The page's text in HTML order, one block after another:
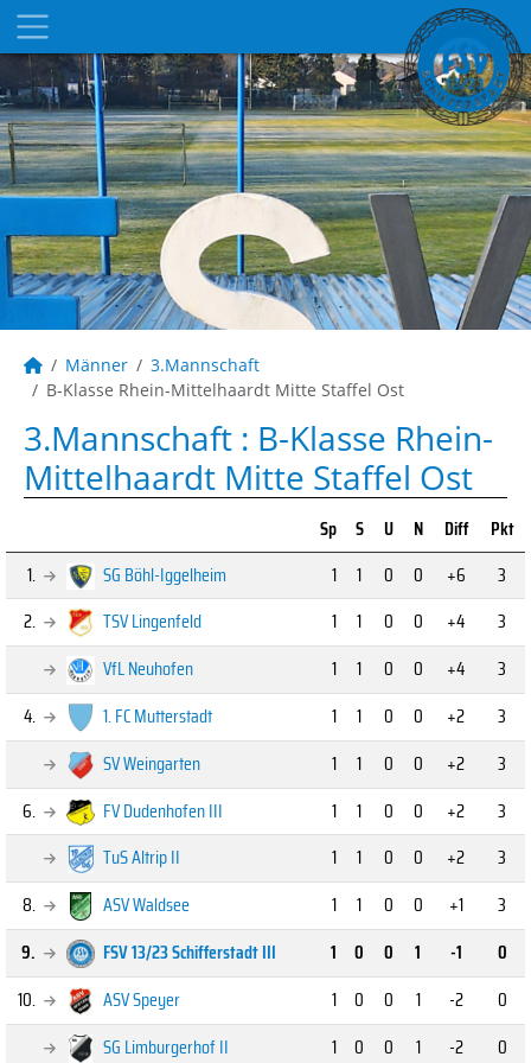
Männer
3.Mannschaft
B-Klasse Rhein-Mittelhaardt Mitte Staffel Ost
3.Mannschaft : B-Klasse Rhein-
Mittelhaardt Mitte Staffel Ost
Sp S U N Diff
Pkt
1.
SG Böhl-Iggelheim 1 1 0 0 +6
3
2.
TSV Lingenfeld 1 1 0 0 +4
3
VfL Neuhofen
1 1 0 0 +4
3
4.
1. FC Mutterstadt 1 1 0 0 +2
3
SV Weingarten
1 1 0 0 +2
3
6.
FV Dudenhofen III 1 1 0 0 +2
3
TuS Altrip II
1 1 0 0 +2
3
8.
ASV Waldsee 1 1 0 0 +1
3
9.
FSV 13/23 Schifferstadt III 1 0 0 1 -1
0
10.
ASV Speyer 1 0 0 1 -2
0
SG Limburgerhof II
1 0 0 1 -2
0